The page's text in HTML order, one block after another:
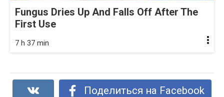
Fungus Dries Up And Falls Off After The
First Use
7 h 37 min
Поделиться на Facebook